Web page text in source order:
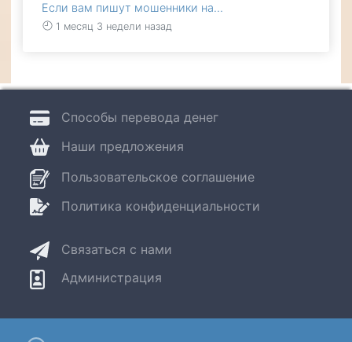
Если вам пишут мошенники на…
1 месяц 3 недели назад
Связаться с нами
Администрация
Пользовательское соглашение
Политика конфиденциальности
Способы перевода денег
Наши предложения